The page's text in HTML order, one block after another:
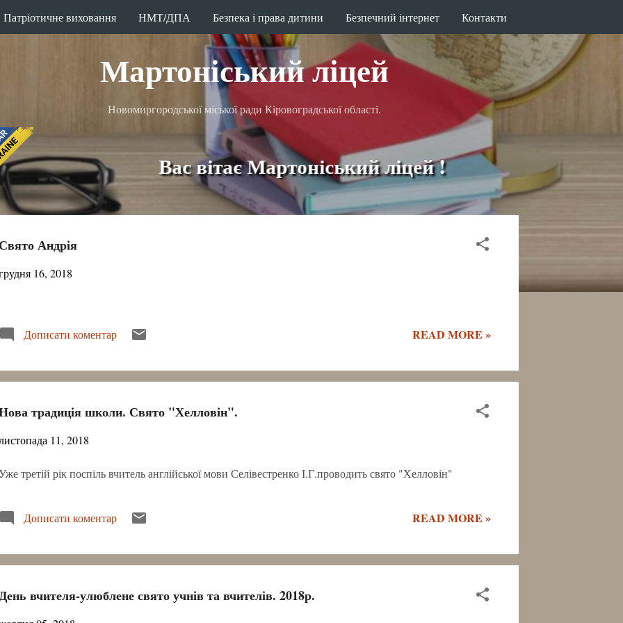
Перейти до основного вмісту
Мартоніський ліцей
Новомиргородської міської ради Кіровоградської області.
Вас вітає Мартоніський ліцей !
Свято Андрія
16, 2018
Дописати коментар READ MORE »
традиція школи. Свято "Хелловін".
11, 2018
третій рік поспіль вчитель англійської мови Селівестренко І.Г.проводить свято "Хелловін"
Дописати коментар READ MORE »
вчителя-улюблене свято учнів та вчителів. 2018р.
Патріотичне виховання НМТ/ДПА Безпека і права дитини Безпечний інтернет Контакти